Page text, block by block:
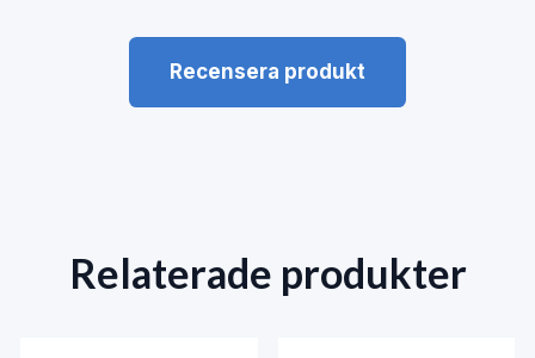
Recensera produkt
Relaterade produkter